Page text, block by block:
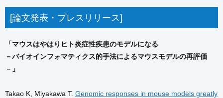
[論文発表・プレスリリース]
「マウスはやはりヒト炎症性疾患のモデルになる
－バイオインフォマティクス的手法によるマウスモデルの再評価
－」
Takao K, Miyakawa T. Genomic responses in mouse models greatly